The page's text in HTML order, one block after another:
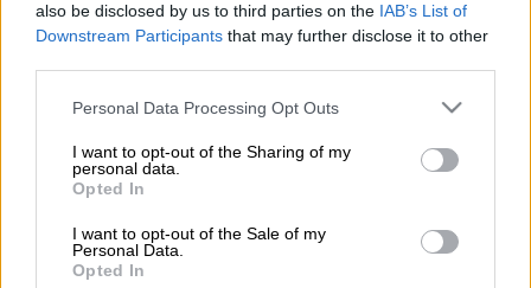
also be disclosed by us to third parties on the IAB’s List of
Downstream Participants that may further disclose it to other
Please note that this website/app uses one or more Google
not limited to your visit or usage behaviour. You may click to
grant or deny consent to Google and its third-party tags to
use your data for below specified purposes in below Google
consent section.
Personal Data Processing Opt Outs
I want to opt-out of the Sharing of my
personal data.
Opted In
I want to opt-out of the Sale of my
Personal Data.
Opted In
Η μάχη τώρα ξεκινάει...
Η νέα κοινή πλατφόρμα που δημιουργούν οι
πλευρές των Γιάννη Βαρδινογιάννη, Βαγγέλη
Μαρινάκη και Θοδωρή Κυριακού φαίνεται
πως έχει έναν ξεκάθαρο στρατηγικό στόχο.
Tα αθλητικά δικαιώματα και κυρίως τη Super
League.
Δείτε περισσότερα μ' ένα κλικ